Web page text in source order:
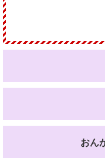
おん